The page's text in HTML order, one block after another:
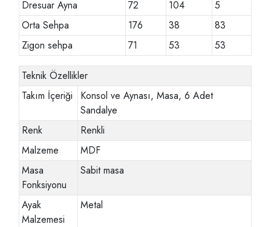
Dresuar Ayna 72 104
5
Orta Sehpa
176 38
83
Zigon sehpa
71 53 53
Teknik Özellikler
Takım İçeriği
Konsol ve Aynası, Masa, 6 Adet
Sandalye
Renk
Renkli
Malzeme
MDF
Masa
Fonksiyonu
Sabit masa
Ayak
Malzemesi
Metal